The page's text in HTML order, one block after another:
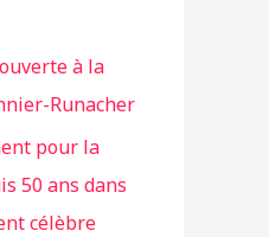
à la
Runacher
pour la
50 ans dans
célèbre